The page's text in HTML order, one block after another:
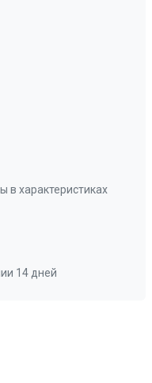
в характеристиках
14 дней